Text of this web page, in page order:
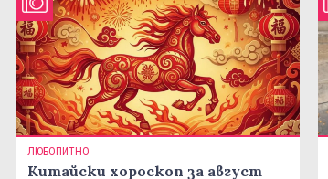
ЛЮБОПИТНО
Китайски хороскоп за август